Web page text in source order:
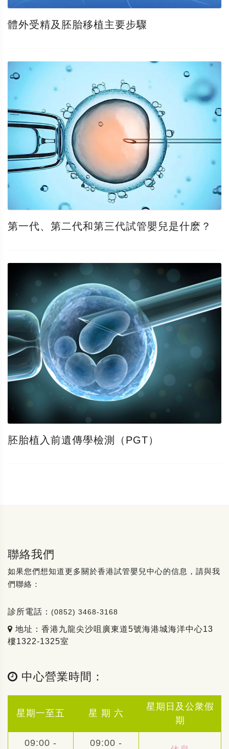
體外受精及胚胎移植主要步驟
第一代、第二代和第三代試管嬰兒是什麽？
胚胎植入前遺傳學檢測（PGT）
聯絡我們
如果您們想知道更多關於香港試管嬰兒中心的信息，請與我
們聯絡：
診所電話： (0852) 3468-3168
地址：香港九龍尖沙咀廣東道5號海港城海洋中心13
樓1322-1325室
中心營業時間：
星期一至五 星 期 六
星期日及公衆假
期
09:00 - 09:00 -